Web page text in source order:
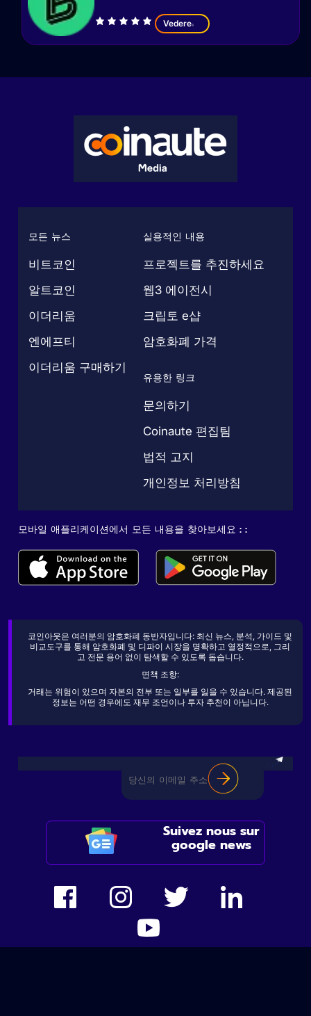
Vedere
모든 뉴스
비트코인
알트코인
이더리움
엔에프티
이더리움 구매하기
실용적인 내용
프로젝트를 추진하세요
웹3 에이전시
크립토 e샵
암호화폐 가격
유용한 링크
문의하기
Coinaute 편집팀
법적 고지
개인정보 처리방침
모바일 애플리케이션에서 모든 내용을 찾아보세요 : :
코인아웃은 여러분의 암호화폐 동반자입니다: 최신 뉴스, 분석, 가이드 및
비교도구를 통해 암호화폐 및 디파이 시장을 명확하고 열정적으로, 그리
고 전문 용어 없이 탐색할 수 있도록 돕습니다.
면책 조항:
거래는 위험이 있으며 자본의 전부 또는 일부를 잃을 수 있습니다. 제공된
정보는 어떤 경우에도 재무 조언이나 투자 추천이 아닙니다.
Suivez nous sur
google news